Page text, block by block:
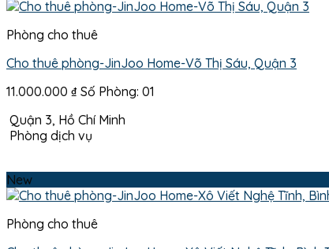
Phòng cho thuê
Cho thuê phòng-JinJoo Home-Võ Thị Sáu, Quận 3
11.000.000 ₫ Số Phòng: 01
Quận 3, Hồ Chí Minh
Phòng dịch vụ
New
Phòng cho thuê